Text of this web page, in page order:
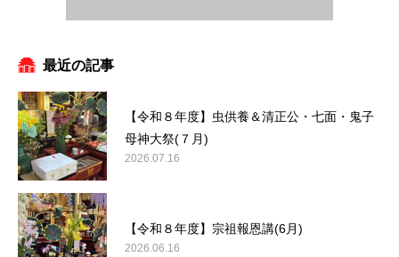
最近の記事
【令和８年度】虫供養＆清正公・七面・鬼子
母神大祭(７月)
2026.07.16
【令和８年度】宗祖報恩講(6月)
2026.06.16